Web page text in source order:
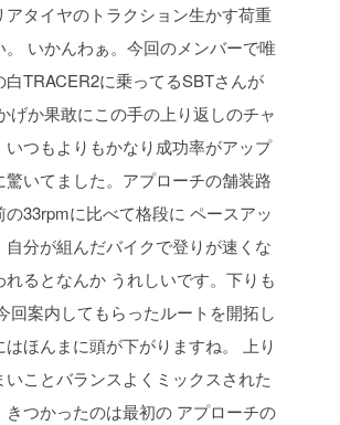
アタイヤのトラクション生かす荷重
いかんわぁ。今回のメンバーで唯
白TRACER2に乗ってるSBTさんが
げか果敢にこの手の上り返しのチャ
いつもよりもかなり成功率がアップ
驚いてました。アプローチの舗装路
の33rpmに比べて格段に ペースアッ
自分が組んだバイクで登りが速くな
れるとなんか うれしいです。下りも
回案内してもらったルートを開拓し
ほんまに頭が下がりますね。
上り
いことバランスよくミックスされた
きつかったのは最初の アプローチの